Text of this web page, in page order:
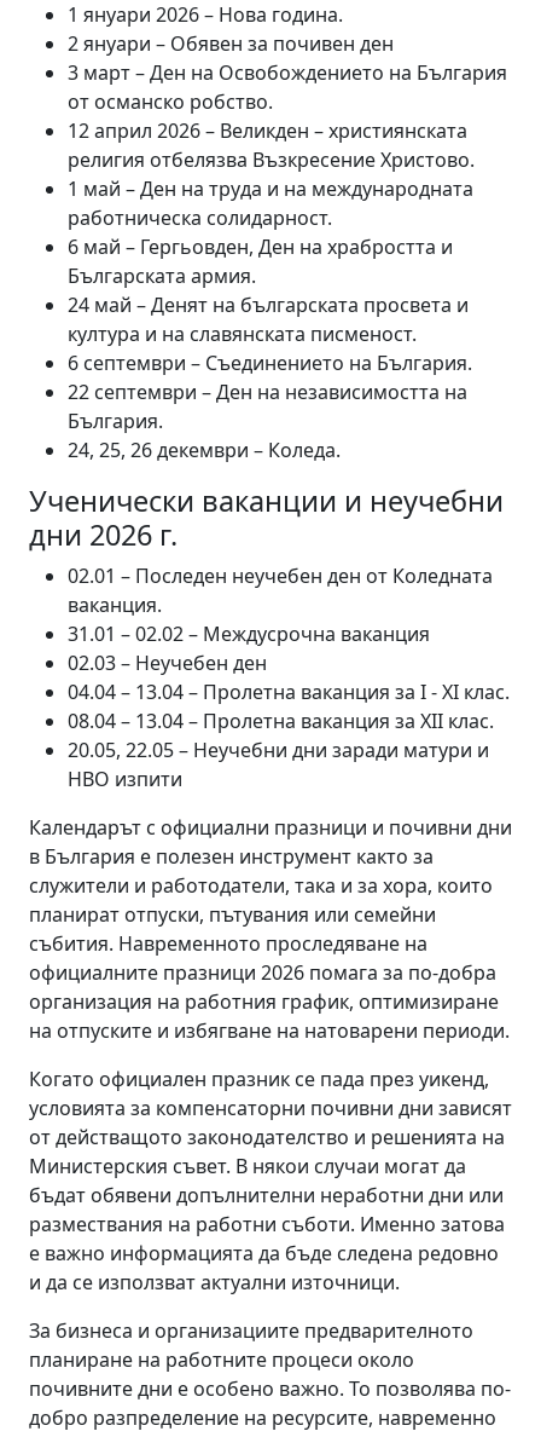
1 януари 2026 – Нова година.
2 януари – Обявен за почивен ден
3 март – Ден на Освобождението на България
от османско робство.
12 април 2026 – Великден – християнската
религия отбелязва Възкресение Христово.
1 май – Ден на труда и на международната
работническа солидарност.
6 май – Гергьовден, Ден на храбростта и
Българската армия.
24 май – Денят на българската просвета и
култура и на славянската писменост.
6 септември – Съединението на България.
22 септември – Ден на независимостта на
България.
24, 25, 26 декември – Коледа.
Ученически ваканции и неучебни
дни 2026 г.
02.01 – Последен неучебен ден от Коледната
ваканция.
31.01 – 02.02 – Междусрочна ваканция
02.03 – Неучебен ден
04.04 – 13.04 – Пролетна ваканция за I - XI клас.
08.04 – 13.04 – Пролетна ваканция за XII клас.
20.05, 22.05 – Неучебни дни заради матури и
НВО изпити
Календарът с официални празници и почивни дни
в България е полезен инструмент както за
служители и работодатели, така и за хора, които
планират отпуски, пътувания или семейни
събития. Навременното проследяване на
официалните празници 2026 помага за по-добра
организация на работния график, оптимизиране
на отпуските и избягване на натоварени периоди.
Когато официален празник се пада през уикенд,
условията за компенсаторни почивни дни зависят
от действащото законодателство и решенията на
Министерския съвет. В някои случаи могат да
бъдат обявени допълнителни неработни дни или
размествания на работни съботи. Именно затова
е важно информацията да бъде следена редовно
и да се използват актуални източници.
За бизнеса и организациите предварителното
планиране на работните процеси около
почивните дни е особено важно. То позволява по-
добро разпределение на ресурсите, навременно